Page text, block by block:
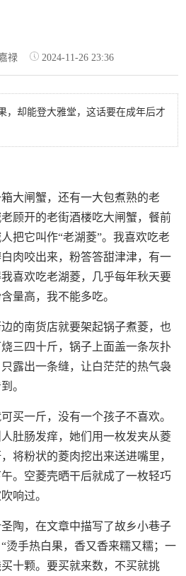
禄 2024-11-26 23:36
，却能登大雅堂，这话要在成年后才
大闸蟹，还有一大包煮熟的老
顾开的老街酒楼吃大闸蟹，餐前
把它叫作“老湖菱”。我喜欢吃老
肉咬出来，粉答答甜津津，有一
喜欢吃老湖菱，几乎每年秋天要
量高，我不能多吃。
的南货店就要架起锅子煮菱，也
三四十斤，锅子上面盖一条灰扑
露出一条缝，让白茫茫的热气袅
。
买一斤，没有一个孩子不喜欢。
肚肠发痒，她们用一枚发夹从菱
将粉状的菱肉挖出来送进嘴里，
。空菱壳晒干后就成了一枚轻巧
响过。
陶，在文章中描写了故乡小巷子
烫手热白果，香又香来糯又糯；一
十颗。要买就来数，不买就挑